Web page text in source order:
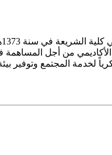
الأكاديمي من أجل
لخدمة المجتمع وتوفير